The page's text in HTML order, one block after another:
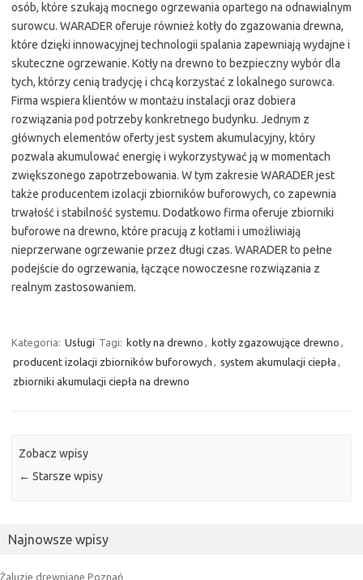
osób, które szukają mocnego ogrzewania opartego na odnawialnym
surowcu. WARADER oferuje również kotły do zgazowania drewna,
które dzięki innowacyjnej technologii spalania zapewniają wydajne i
skuteczne ogrzewanie. Kotły na drewno to bezpieczny wybór dla
tych, którzy cenią tradycję i chcą korzystać z lokalnego surowca.
Firma wspiera klientów w montażu instalacji oraz dobiera
rozwiązania pod potrzeby konkretnego budynku. Jednym z
głównych elementów oferty jest system akumulacyjny, który
pozwala akumulować energię i wykorzystywać ją w momentach
zwiększonego zapotrzebowania. W tym zakresie WARADER jest
także producentem izolacji zbiorników buforowych, co zapewnia
trwałość i stabilność systemu. Dodatkowo firma oferuje zbiorniki
buforowe na drewno, które pracują z kotłami i umożliwiają
nieprzerwane ogrzewanie przez długi czas. WARADER to pełne
podejście do ogrzewania, łączące nowoczesne rozwiązania z
realnym zastosowaniem.
Kategoria: Usługi Tagi: kotły na drewno , kotły zgazowujące drewno ,
producent izolacji zbiorników buforowych , system akumulacji ciepła ,
zbiorniki akumulacji ciepła na drewno
Zobacz wpisy
← Starsze wpisy
Najnowsze wpisy
Żaluzje drewniane Poznań